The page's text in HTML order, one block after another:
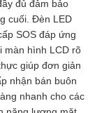
đủ đảm bảo
cuối. Đèn LED
SOS đáp ứng
màn hình LCD rõ
giúp đơn giản
nhận bán buôn
nhanh cho các